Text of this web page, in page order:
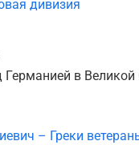
дивизия
в Великой
– Греки